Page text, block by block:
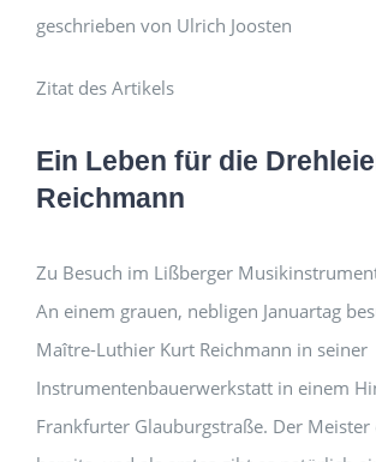
geschrieben von Ulrich Joosten
Zitat des Artikels
Ein Leben für die
Reichmann
Zu Besuch im Lißberger
An einem grauen, nebligen Januartag
Maître-Luthier Kurt Reichmann in seiner
Instrumentenbauerwerkstatt in einem
Frankfurter Glauburgstraße. Der